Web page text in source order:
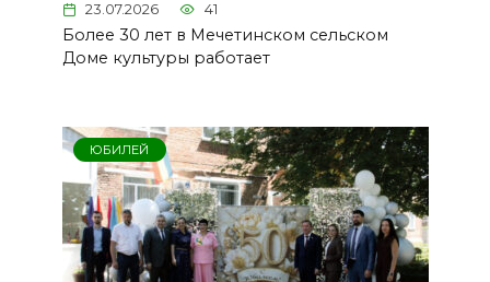
23.07.2026 41
Более 30 лет в Мечетинском сельском
Доме культуры работает
ЮБИЛЕЙ